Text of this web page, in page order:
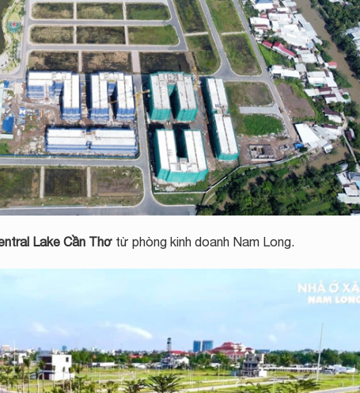
Lake Cần Thơ từ phòng kinh doanh Nam Long.